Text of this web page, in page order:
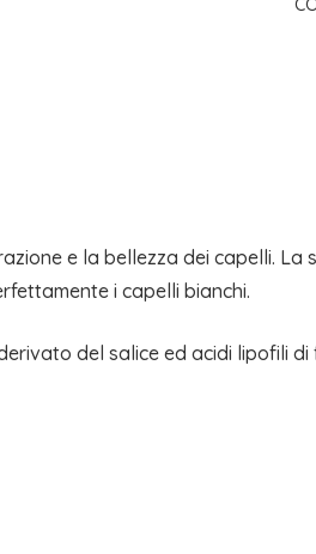
e la bellezza dei capelli.
i capelli bianchi.
del salice ed acidi